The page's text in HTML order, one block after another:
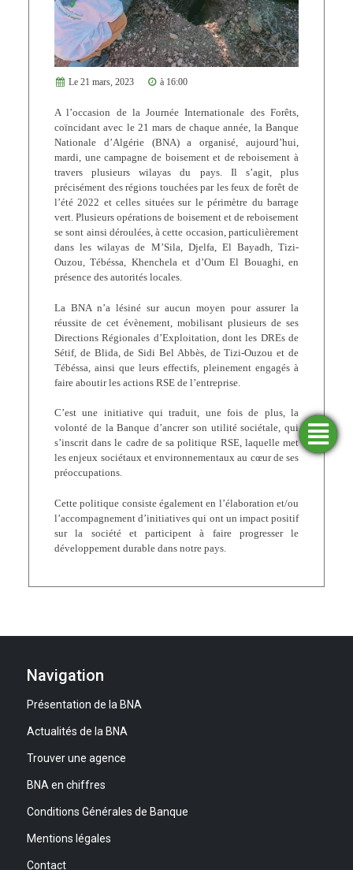
Le 21 mars, 2023 à 16:00
A l’occasion de la Journée Internationale des Forêts,
coïncidant avec le 21 mars de chaque année, la Banque
Nationale d’Algérie (BNA) a organisé, aujourd’hui,
mardi, une campagne de boisement et de reboisement à
travers plusieurs wilayas du pays. Il s’agit, plus
précisément des régions touchées par les feux de forêt de
l’été 2022 et celles situées sur le périmètre du barrage
vert. Plusieurs opérations de boisement et de reboisement
se sont ainsi déroulées, à cette occasion, particulièrement
dans les wilayas de M’Sila, Djelfa, El Bayadh, Tizi-
Ouzou, Tébéssa, Khenchela et d’Oum El Bouaghi, en
présence des autorités locales.
La BNA n’a lésiné sur aucun moyen pour assurer la
réussite de cet évènement, mobilisant plusieurs de ses
Directions Régionales d’Exploitation, dont les DREs de
Sétif, de Blida, de Sidi Bel Abbès, de Tizi-Ouzou et de
Tébéssa, ainsi que leurs effectifs, pleinement engagés à
faire aboutir les actions RSE de l’entreprise.
C’est une initiative qui traduit, une fois de plus, la
volonté de la Banque d’ancrer son utilité sociétale, qui
s’inscrit dans le cadre de sa politique RSE, laquelle met
les enjeux sociétaux et environnementaux au cœur de ses
préoccupations.
Cette politique consiste également en l’élaboration et/ou
l’accompagnement d’initiatives qui ont un impact positif
sur la société et participent à faire progresser le
développement durable dans notre pays.
Navigation
Présentation de la BNA
Actualités de la BNA
Trouver une agence
BNA en chiffres
Conditions Générales de Banque
Mentions légales
Contact
Trouver
une
agence
Demander
un
financement
Simulateurs
Ouvrir
un
compte